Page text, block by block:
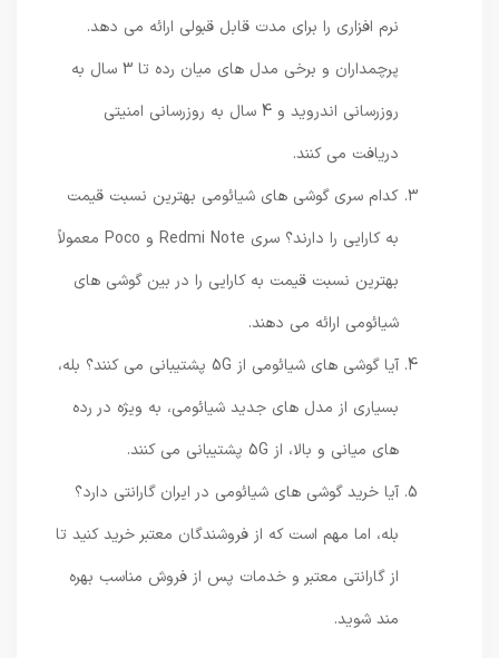
نرم افزاری را برای مدت قابل قبولی ارائه می دهد.
پرچمداران و برخی مدل های میان رده تا 3 سال به
روزرسانی اندروید و 4 سال به روزرسانی امنیتی
دریافت می کنند.
کدام سری گوشی های شیائومی بهترین نسبت قیمت
به کارایی را دارند؟ سری Redmi Note و Poco معمولاً
بهترین نسبت قیمت به کارایی را در بین گوشی های
شیائومی ارائه می دهند.
آیا گوشی های شیائومی از 5G پشتیبانی می کنند؟ بله،
بسیاری از مدل های جدید شیائومی، به ویژه در رده
های میانی و بالا، از 5G پشتیبانی می کنند.
آیا خرید گوشی های شیائومی در ایران گارانتی دارد؟
بله، اما مهم است که از فروشندگان معتبر خرید کنید تا
از گارانتی معتبر و خدمات پس از فروش مناسب بهره
مند شوید.